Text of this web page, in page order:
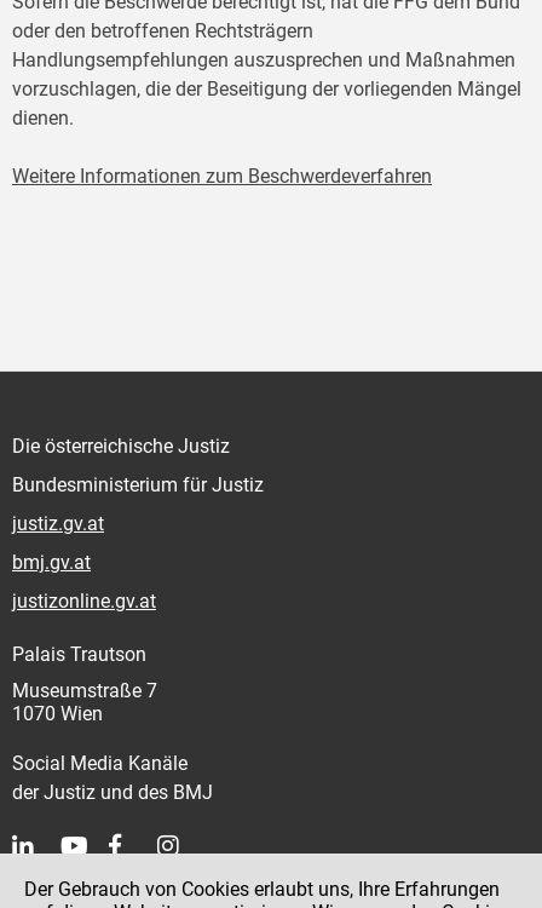
oder den betroffenen Rechtsträgern
Handlungsempfehlungen auszusprechen und Maßnahmen
vorzuschlagen, die der Beseitigung der vorliegenden Mängel
dienen.
Weitere Informationen zum Beschwerdeverfahren
Die österreichische Justiz
Bundesministerium für Justiz
justiz.gv.at
bmj.gv.at
justizonline.gv.at
Palais Trautson
Museumstraße 7
1070 Wien
Social Media Kanäle
der Justiz und des BMJ
Kontakt
Der Gebrauch von Cookies erlaubt uns, Ihre Erfahrungen